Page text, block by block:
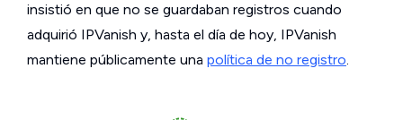
insistió en que no se guardaban registros cuando
adquirió IPVanish y, hasta el día de hoy, IPVanish
mantiene públicamente una política de no registro.